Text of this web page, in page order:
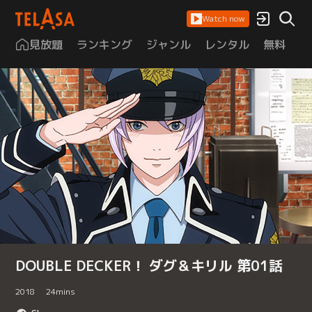
Watch now
見放題 ランキング ジャンル レンタル 無料
DOUBLE DECKER！ ダグ＆キリル 第01話
2018 24mins